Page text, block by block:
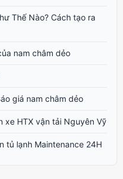
Thế Nào? Cách tạo ra
nam châm dẻo
giá nam châm dẻo
xe HTX vận tải Nguyên Vỹ
tủ lạnh Maintenance 24H